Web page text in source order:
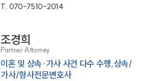
T. 070-7510-2014
조경희
Partner Attorney
이혼 및 상속·가사 사건 다수 수행,상속/
가사/형사전문변호사